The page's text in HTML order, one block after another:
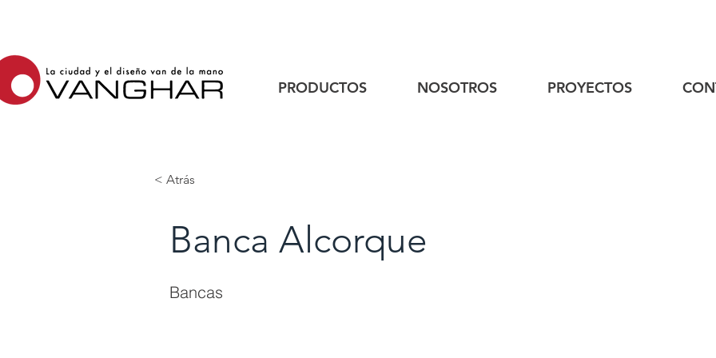
PRODUCTOS NOSOTROS PROYECTOS
< Atrás
Banca Alcorque
Bancas